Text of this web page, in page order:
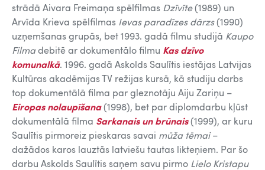
strādā Aivara Freimaņa spēlfilmas Dzīvīte(1989) un
Arvīda Krieva spēlfilmas Ievas paradīzes dārzs(1990)
uzņemšanas grupās, bet 1993. gadā filmu studijā Kaupo
Filma debitē ar dokumentālo filmu Kas dzīvo
komunalkā. 1996. gadā Askolds Saulītis iestājas Latvijas
Kultūras akadēmijas TV režijas kursā, kā studiju darbs
top dokumentālā filma par gleznotāju Aiju Zariņu –
Eiropas nolaupīšana(1998), bet par diplomdarbu kļūst
dokumentālā filma Sarkanais un brūnais(1999), ar kuru
Saulītis pirmoreiz pieskaras savai mūža tēmai–
dažādos karos lauztās latviešu tautas likteņiem. Par šo
darbu Askolds Saulītis saņem savu pirmo Lielo Kristapu